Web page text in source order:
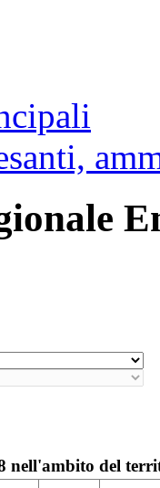
nell'ambito del